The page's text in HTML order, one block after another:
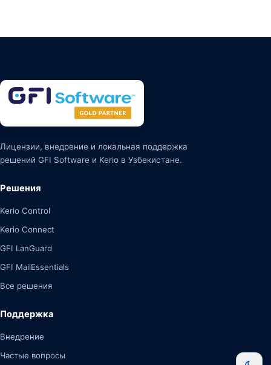
Лицензии, внедрение и локальная поддержка
решений GFI Software и Kerio в Узбекистане.
Решения
Kerio Control
Kerio Connect
GFI LanGuard
GFI MailEssentials
Все решения
Поддержка
Внедрение
Частые вопросы